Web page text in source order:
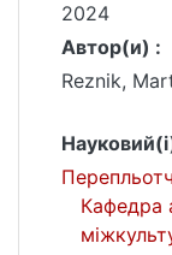
2024
Автор(и) :
Reznik,
Кафедра